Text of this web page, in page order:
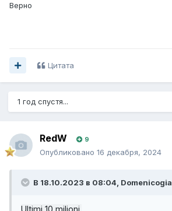
Верно
Цитата
1 год спустя...
RedW 9
Опубликовано 16 декабря, 2024
В 18.10.2023 в 08:04, Domenicogia
Ultimi 10 milioni.